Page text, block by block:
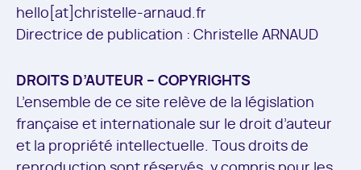
hello[at]christelle-arnaud.fr
Directrice de publication : Christelle ARNAUD
DROITS D’AUTEUR – COPYRIGHTS
L’ensemble de ce site relève de la législation
française et internationale sur le droit d’auteur
et la propriété intellectuelle. Tous droits de